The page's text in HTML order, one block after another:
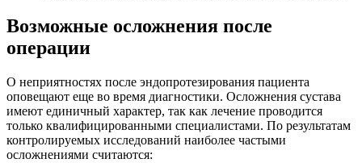
Возможные осложнения после
операции
О неприятностях после эндопротезирования пациента
оповещают еще во время диагностики. Осложнения сустава
имеют единичный характер, так как лечение проводится
только квалифицированными специалистами. По результатам
контролируемых исследований наиболее частыми
осложнениями считаются: